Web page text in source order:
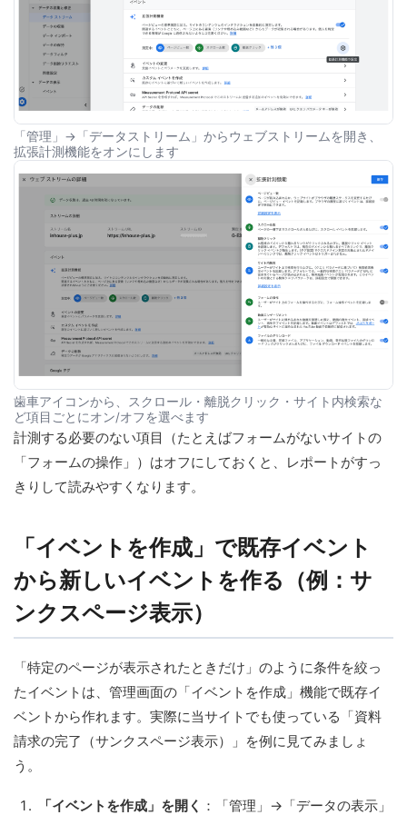
「管理」→「データストリーム」からウェブストリームを開き、
拡張計測機能をオンにします
歯車アイコンから、スクロール・離脱クリック・サイト内検索な
ど項目ごとにオン/オフを選べます
計測する必要のない項目（たとえばフォームがないサイトの
「フォームの操作」）はオフにしておくと、レポートがすっ
きりして読みやすくなります。
「イベントを作成」で既存イベント
から新しいイベントを作る（例：サ
ンクスページ表示）
「特定のページが表示されたときだけ」のように条件を絞っ
たイベントは、管理画面の「イベントを作成」機能で既存イ
ベントから作れます。実際に当サイトでも使っている「資料
請求の完了（サンクスページ表示）」を例に見てみましょ
う。
「イベントを作成」を開く ：「管理」→「データの表示」